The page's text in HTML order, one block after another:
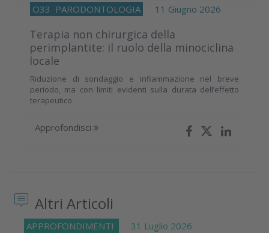
O33 PARODONTOLOGIA 11 Giugno 2026
Terapia non chirurgica della
perimplantite: il ruolo della minociclina
locale
Riduzione di sondaggio e infiammazione nel breve
periodo, ma con limiti evidenti sulla durata dell’effetto
terapeutico
Approfondisci
Altri Articoli
APPROFONDIMENTI 31 Luglio 2026